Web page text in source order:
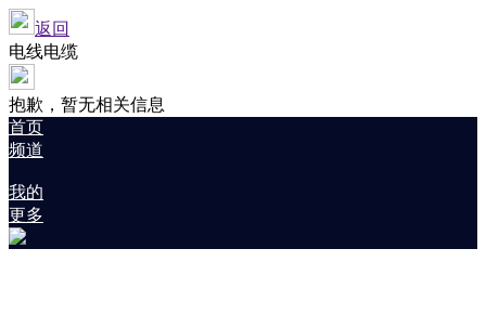
返回
电线电缆
抱歉，暂无相关信息
首页
频道
我的
更多